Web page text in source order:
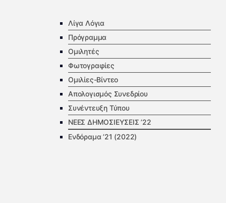
Λίγα Λόγια
Πρόγραμμα
Ομιλητές
Φωτογραφίες
Ομιλίες-Βίντεο
Απολογισμός Συνεδρίου
Συνέντευξη Τύπου
ΝΕΕΣ ΔΗΜΟΣΙΕΥΣΕΙΣ ’22
Ενδόραμα ’21 (2022)